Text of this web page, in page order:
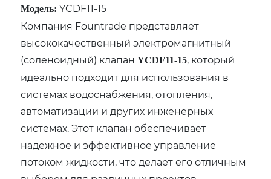
Модель: YCDF11-15
Компания Fountrade представляет
высококачественный электромагнитный
(соленоидный) клапанYCDF11-15, который
идеально подходит для использования в
системах водоснабжения, отопления,
автоматизации и других инженерных
системах. Этот клапан обеспечивает
надежное и эффективное управление
потоком жидкости, что делает его отличным